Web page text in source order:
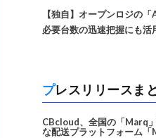
【独自】オープンロジの
必要台数の迅速把握にも活
プレスリリースま
CBcloud、全国の「Marq
な配送プラットフォーム